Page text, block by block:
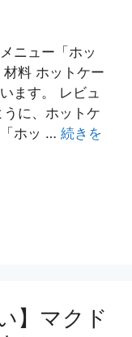
ニュー「ホッ
材料 ホットケー
ます。 レビュ
に、ホットケ
ホッ … 続きを
】マクド